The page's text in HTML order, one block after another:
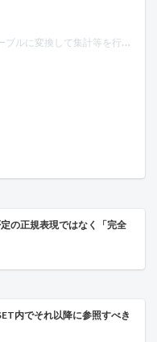
ルに変換して集計等を行う
の正規表現ではなく「完全
内でそれ以降に参照すべき